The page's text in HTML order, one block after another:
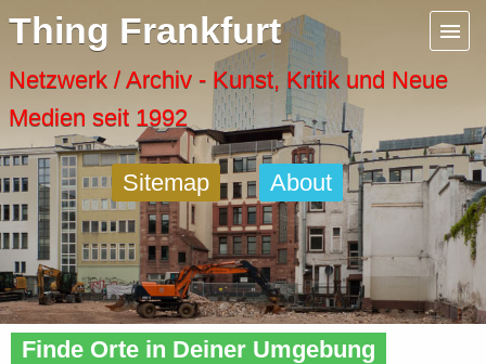
Thing Frankfurt
Netzwerk / Archiv - Kunst, Kritik und Neue
Medien seit 1992
Sitemap About
Home»People»City» Frankfurt
Finde Orte in Deiner Umgebung
Menu
Artspaces
Cool Places
Frankfurt Diary
Activity
Recent Posts